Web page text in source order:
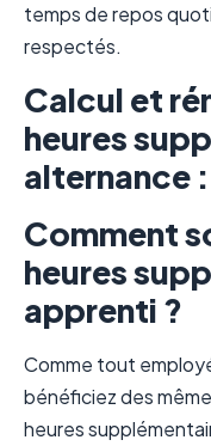
temps de repos
respectés.
Calcul et
heures
alternance :
Comment
heures
apprenti ?
Comme tout
bénéficiez des
heures